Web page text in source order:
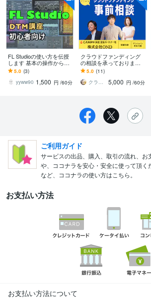
FL Studioの使い方を伝授
します 基本の操作からフ
レーズ完成まで、DTMを
クイック指導します！
5.0 (3)
yyww90 1,500 円 /60分
クラウドファンディング
の相談を承っております
累計サポート額8000万円
のプロがお手伝いさせて
いただきます
5.0 (11)
クラウドファンディング専門家｜㈱OND
5,000 円 /60分
ご利用ガイド
サービスの出品、購入、取引の流れ、お
や、ココナラを安心・安全に使って頂く
など、ココナラの使い方はこちら。
お支払い方法
お支払い方法について